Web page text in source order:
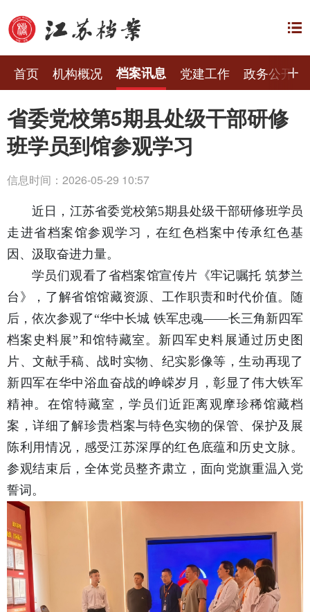
首页 机构概况 档案讯息 党建工作 政务公开
省委党校第5期县处级干部研修
班学员到馆参观学习
信息时间：2026-05-29 10:57
近日，江苏省委党校第5期县处级干部研修班学员
走进省档案馆参观学习，在红色档案中传承红色基
因、汲取奋进力量。
学员们观看了省档案馆宣传片《牢记嘱托 筑梦兰
台》，了解省馆馆藏资源、工作职责和时代价值。随
后，依次参观了“华中长城 铁军忠魂——长三角新四军
档案史料展”和馆特藏室。新四军史料展通过历史图
片、文献手稿、战时实物、纪实影像等，生动再现了
新四军在华中浴血奋战的峥嵘岁月，彰显了伟大铁军
精神。在馆特藏室，学员们近距离观摩珍稀馆藏档
案，详细了解珍贵档案与特色实物的保管、保护及展
陈利用情况，感受江苏深厚的红色底蕴和历史文脉。
参观结束后，全体党员整齐肃立，面向党旗重温入党
誓词。